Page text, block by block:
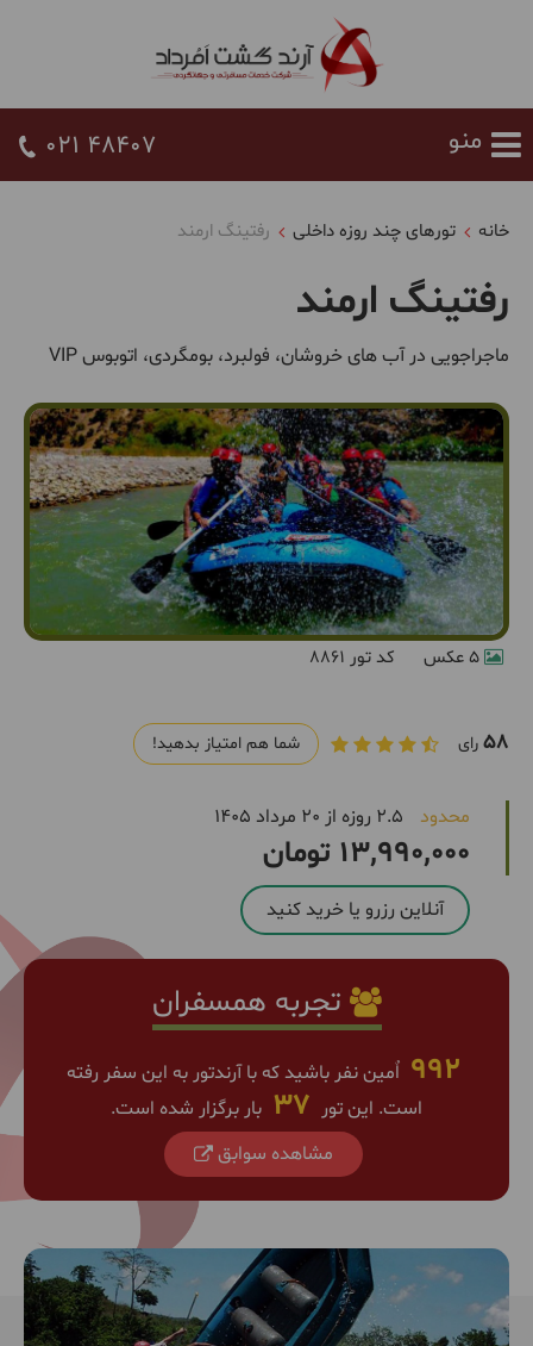
021 48407
خانه تورهای چند روزه داخلی رفتینگ ارمند
رفتینگ ارمند
ماجراجویی در آب های خروشان، فولبرد، بومگردی، اتوبوس VIP
کد تور 8861
58 رای شما هم امتیاز بدهید!
محدود 2.5 روزه از 20 مرداد 1405
13,990,000 تومان
آنلاین رزرو یا خرید کنید
تجربه همسفران
992 اٌمین نفر باشید که با آرندتور به این سفر رفته
است. این تور 37 بار برگزار شده است.
مشاهده سوابق